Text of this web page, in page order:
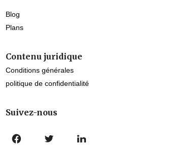
Blog
Plans
Contenu juridique
Conditions générales
politique de confidentialité
Suivez-nous